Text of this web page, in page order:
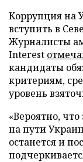
Коррупция на
вступить в
Журналисты
Interest
кандидаты
критериям,
уровень
«Вероятно,
на пути
останется и